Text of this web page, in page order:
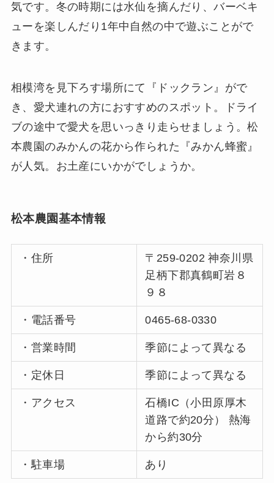
気です。冬の時期には水仙を摘んだり、バーベキ
ューを楽しんだり1年中自然の中で遊ぶことがで
きます。
相模湾を見下ろす場所にて『ドックラン』がで
き、愛犬連れの方におすすめのスポット。ドライ
ブの途中で愛犬を思いっきり走らせましょう。松
本農園のみかんの花から作られた『みかん蜂蜜』
が人気。お土産にいかがでしょうか。
松本農園基本情報
・住所
〒259-0202 神奈川県
足柄下郡真鶴町岩８
９８
・電話番号 0465-68-0330
・営業時間 季節によって異なる
・定休日 季節によって異なる
・アクセス
石橋IC（小田原厚木
道路で約20分） 熱海
から約30分
・駐車場 あり